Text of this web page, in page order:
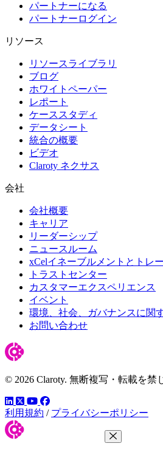
パートナーになる
パートナーログイン
リソース
リソースライブラリ
ブログ
ホワイトペーパー
レポート
ケーススタディ
データシート
統合の概要
ビデオ
Claroty ネクサス
会社
会社概要
キャリア
リーダーシップ
ニュースルーム
xCelイネーブルメントとトレ
トラストセンター
カスタマーエクスペリエンス
イベント
環境、社会、ガバナンスに関
お問い合わせ
© 2026 Claroty. 無断複写・転載を禁
LinkedIn
ツイッター
YouTube
Facebook
利用規約 / プライバシーポリシー
メニューを閉